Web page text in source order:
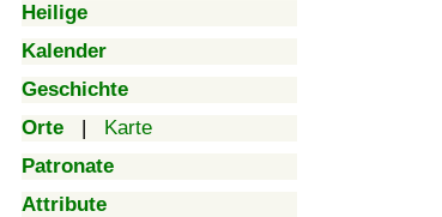
Heilige
Kalender
Geschichte
Orte | Karte
Patronate
Attribute